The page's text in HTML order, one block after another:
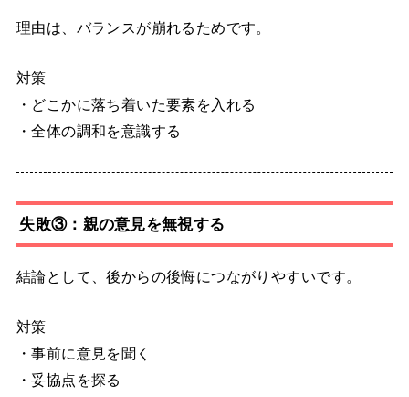
理由は、バランスが崩れるためです。
対策
・どこかに落ち着いた要素を入れる
・全体の調和を意識する
失敗③：親の意見を無視する
結論として、後からの後悔につながりやすいです。
対策
・事前に意見を聞く
・妥協点を探る